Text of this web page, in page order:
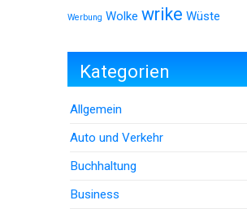
Werbung Wolke wrike Wüste
Kategorien
Allgemein
Auto und Verkehr
Buchhaltung
Business